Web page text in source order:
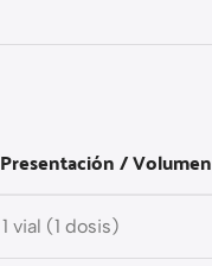
Presentación / Volumen
1 vial (1 dosis)